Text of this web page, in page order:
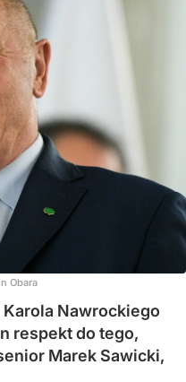
Obara
Karola Nawrockiego
respekt do tego,
Marek Sawicki,